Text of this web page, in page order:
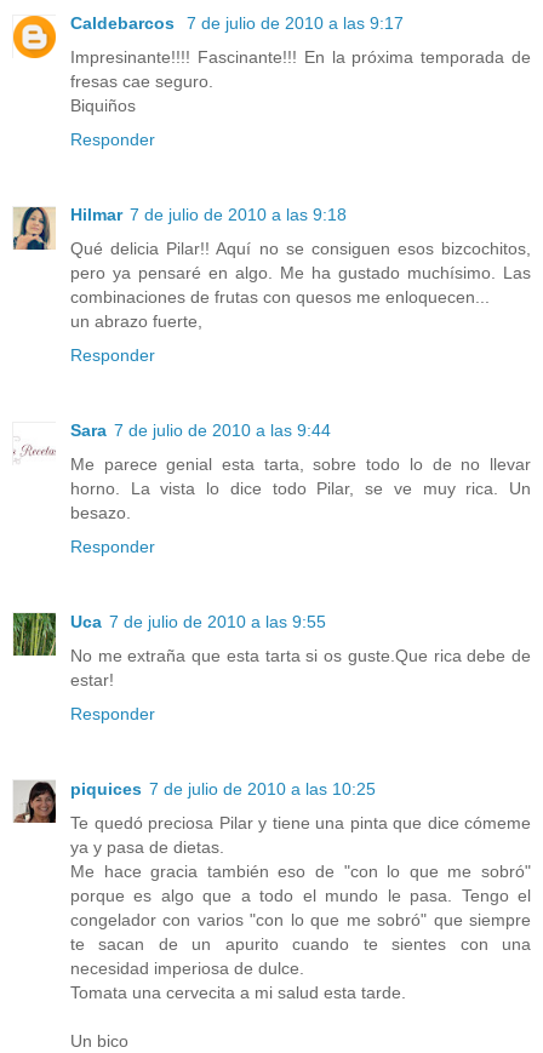
Caldebarcos
7 de julio de 2010 a las 9:17
Impresinante!!!! Fascinante!!! En la próxima temporada de
fresas cae seguro.
Biquiños
Responder
Hilmar 7 de julio de 2010 a las 9:18
Qué delicia Pilar!! Aquí no se consiguen esos bizcochitos,
pero ya pensaré en algo. Me ha gustado muchísimo. Las
combinaciones de frutas con quesos me enloquecen...
un abrazo fuerte,
Responder
Sara 7 de julio de 2010 a las 9:44
Me parece genial esta tarta, sobre todo lo de no llevar
horno. La vista lo dice todo Pilar, se ve muy rica. Un
besazo.
Responder
Uca 7 de julio de 2010 a las 9:55
No me extraña que esta tarta si os guste.Que rica debe de
estar!
Responder
piquices 7 de julio de 2010 a las 10:25
Te quedó preciosa Pilar y tiene una pinta que dice cómeme
ya y pasa de dietas.
Me hace gracia también eso de "con lo que me sobró"
porque es algo que a todo el mundo le pasa. Tengo el
congelador con varios "con lo que me sobró" que siempre
te sacan de un apurito cuando te sientes con una
necesidad imperiosa de dulce.
Tomata una cervecita a mi salud esta tarde.
Un bico